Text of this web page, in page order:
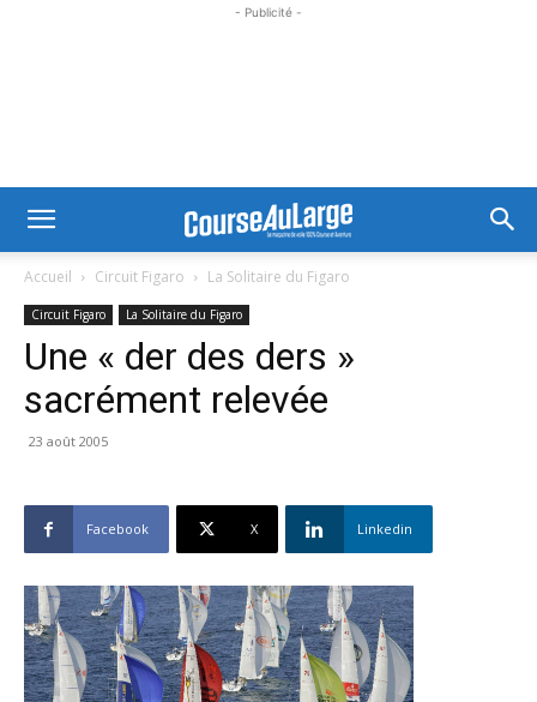
- Publicité -
Accueil Circuit Figaro La Solitaire du Figaro
Circuit Figaro La Solitaire du Figaro
Une « der des ders »
sacrément relevée
23 août 2005
Facebook X Linkedin